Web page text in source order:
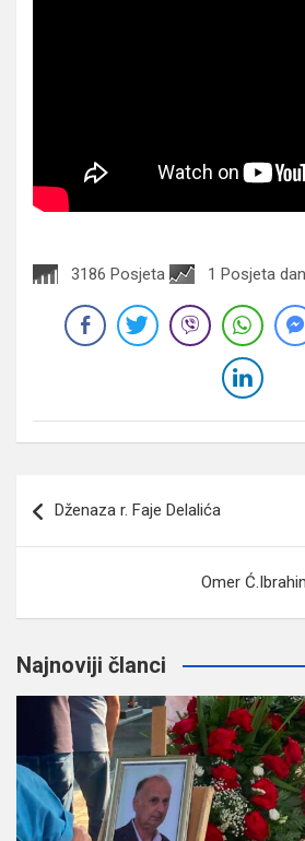
3186 Posjeta 1 Posjeta
članaka
Dženaza r. Faje Delalića
Omer
Najnoviji članci